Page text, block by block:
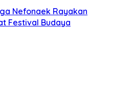
Nefonaek Rayakan
Festival Budaya